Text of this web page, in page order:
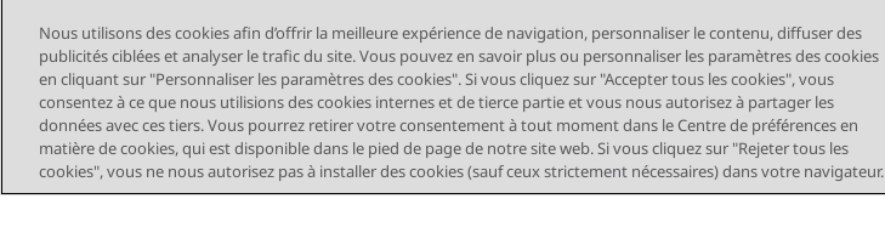
Fonctions avancées
Personnalisation
Mise à jour du téléphone
Maintenance
Nous utilisons des cookies afin d’offrir la meilleure expérience de navigation, personnaliser le contenu, diffuser des
publicités ciblées et analyser le trafic du site. Vous pouvez en savoir plus ou personnaliser les paramètres des cookies
en cliquant sur "Personnaliser les paramètres des cookies". Si vous cliquez sur "Accepter tous les cookies", vous
consentez à ce que nous utilisions des cookies internes et de tierce partie et vous nous autorisez à partager les
données avec ces tiers. Vous pourrez retirer votre consentement à tout moment dans le Centre de préférences en
matière de cookies, qui est disponible dans le pied de page de notre site web. Si vous cliquez sur "Rejeter tous les
cookies", vous ne nous autorisez pas à installer des cookies (sauf ceux strictement nécessaires) dans votre navigateur.